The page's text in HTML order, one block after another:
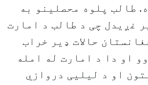
طالب پلوه محصلینو به
غږیدل چی د طالب د امارت
حالات ډیر خراب
او دا د امارت له امله
او د لیليی دروازي